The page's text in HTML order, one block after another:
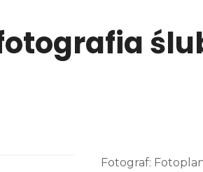
Fotograf: